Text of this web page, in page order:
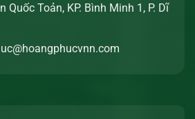
Quốc Toản, KP. Bình Minh 1, P. Dĩ